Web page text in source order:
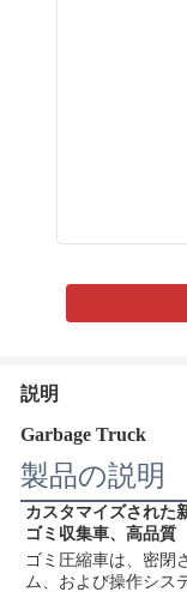
説明
Garbage Truck
製品の説明
カスタマイズされた
ゴミ収集車、高品質
ゴミ圧縮車は、密閉
ム、および操作シス